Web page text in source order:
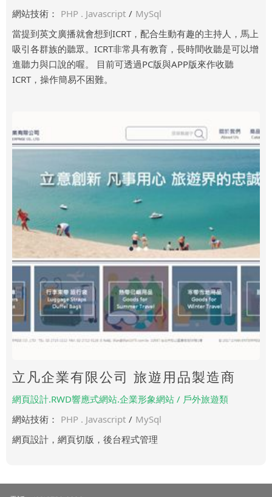
網站技術： PHP . Javascript / MySql
當提到英文廣播就會想到ICRT，配合生動有趣的主持人，馬上
吸引各群族的聽眾。ICRT非常具有教育，長時間收聽是可以增
進聽力與口說的喔。 目前可透過PC版與APP版來作收聽
ICRT，操作簡易不困難。
立凡企業有限公司 旅遊用品製造商
網頁設計.RWD響應式網站.企業形象網站 / 戶外旅遊類
網站技術： PHP . Javascript / MySql
網頁設計，網頁切版，後台程式管理